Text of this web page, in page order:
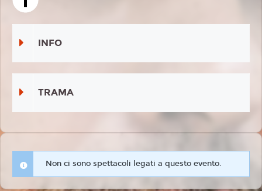
INFO
TRAMA
Non ci sono spettacoli legati a questo evento.